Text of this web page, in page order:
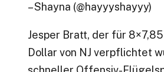
– Shayna (@hayyyshayyy)
Jesper Bratt, der für
Dollar von NJ verpflichtet